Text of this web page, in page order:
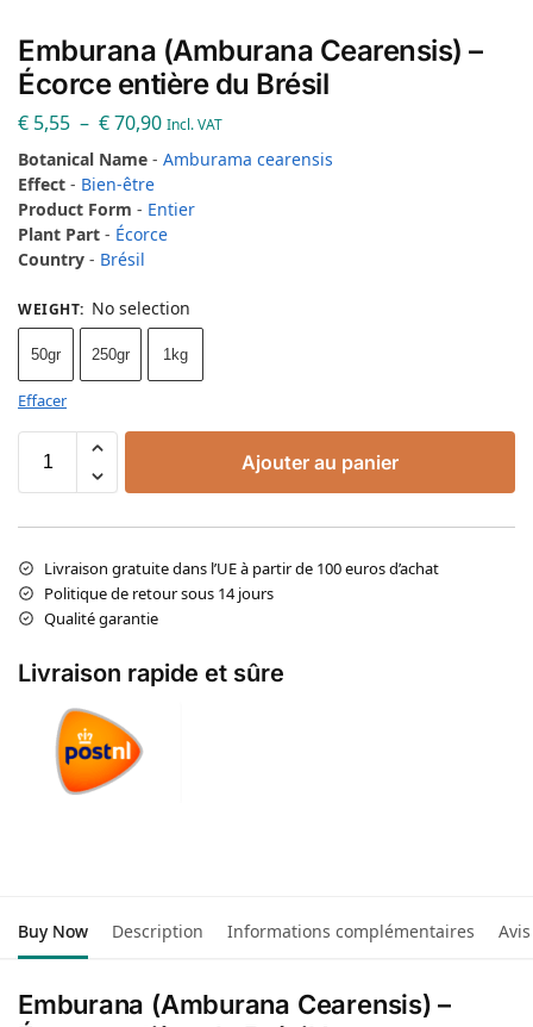
Emburana (Amburana Cearensis) –
Écorce entière du Brésil
€ 5,55 – €70,90 Incl. VAT
Botanical Name - Amburama cearensis
Effect - Bien-être
Product Form - Entier
Plant Part - Écorce
Country - Brésil
WEIGHT: No selection
50gr 250gr 1kg
Effacer
Ajouter au panier
Livraison gratuite dans l’UE à partir de 100 euros d’achat
Politique de retour sous 14 jours
Qualité garantie
Livraison rapide et sûre
Buy Now Description Informations complémentaires Avis
Emburana (Amburana Cearensis) –